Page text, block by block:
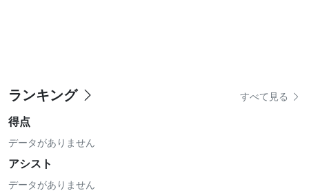
ランキング すべて見る
得点
データがありません
アシスト
データがありません